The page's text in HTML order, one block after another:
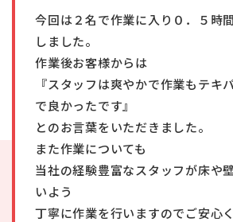
今回は２名で作業に入り０．５時
しました。
作業後お客様からは
『スタッフは爽やかで作業もテキ
で良かったです』
とのお言葉をいただきました。
また作業についても
当社の経験豊富なスタッフが床や
いよう
丁寧に作業を行いますのでご安心く